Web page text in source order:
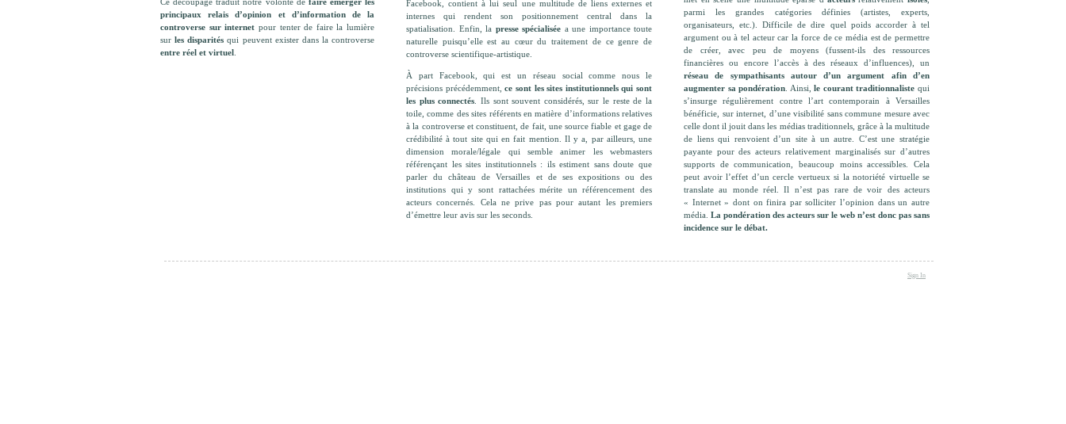
principaux relais d’opinion et d’information de la
controverse sur internet pour tenter de faire la lumière
surles disparitésqui peuvent exister dans la controverse
entre réel et virtuel
parmi les grandes catégories définies (artistes, experts,
organisateurs, etc.). Difficile de dire quel poids accorder à tel
argument ou à tel acteur car la force de ce média est de permettre
de créer, avec peu de moyens (fussent-ils des ressources
financières ou encore l’accès à des réseaux d’influences), un
réseau de sympathisants autour d’un argument afin d’en
augmenter sa pondération . Ainsi,le courant traditionnaliste qui
s’insurge régulièrement contre l’art contemporain à Versailles
bénéficie, sur internet, d’une visibilité sans commune mesure avec
celle dont il jouit dans les médias traditionnels, grâce à la multitude
de liens qui renvoient d’un site à un autre. C’est une stratégie
payante pour des acteurs relativement marginalisés sur d’autres
supports de communication, beaucoup moins accessibles. Cela
peut avoir l’effet d’un cercle vertueux si la notoriété virtuelle se
translate au monde réel. Il n’est pas rare de voir des acteurs
« Internet » dont on finira par solliciter l’opinion dans un autre
média. La pondération des acteurs sur le web n’est donc pas sans
incidence sur le débat.
Facebook, contient à lui seul une multitude de liens externes et
internes qui rendent son positionnement central dans la
spatialisation. Enfin, la presse spécialisée a une importance toute
naturelle puisqu’elle est au cœur du traitement de ce genre de
controverse scientifique-artistique.
À part Facebook, qui est un réseau social comme nous le
précisions précédemment,ce sont les sites institutionnels qui sont
les plus connectés . Ils sont souvent considérés, sur le reste de la
toile, comme des sites référents en matière d’informations relatives
à la controverse et constituent, de fait, une source fiable et gage de
crédibilité à tout site qui en fait mention. Il y a, par ailleurs, une
dimension morale/légale qui semble animer les webmasters
référençant les sites institutionnels : ils estiment sans doute que
parler du château de Versailles et de ses expositions ou des
institutions qui y sont rattachées mérite un référencement des
acteurs concernés. Cela ne prive pas pour autant les premiers
d’émettre leur avis sur les seconds.
Sign In